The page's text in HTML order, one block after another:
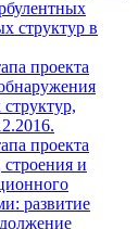
структур в
проекта
проекта
и
развитие